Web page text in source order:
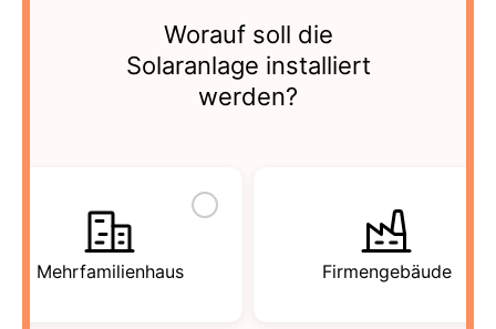
Worauf soll die
Solaranlage installiert
werden?
Mehrfamilienhaus Firmengebäude